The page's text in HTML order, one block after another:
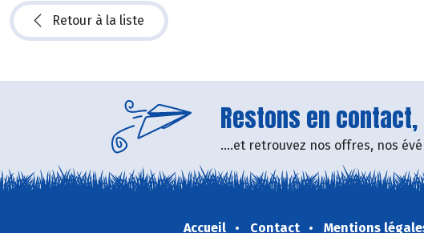
Retour à la liste
Restons en
....et retrouvez nos offres, nos
Accueil Contact Mentions